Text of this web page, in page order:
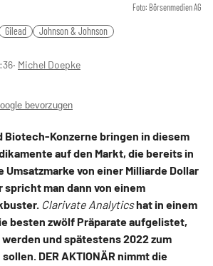
Foto: Börsenmedien AG
Gilead Johnson & Johnson
‧ Michel Doepke
bevorzugen
Biotech-Konzerne bringen in diesem
auf den Markt, die bereits in
Umsatzmarke von einer Milliarde Dollar
man dann von einem
Clarivate Analyticshat in einem
besten zwölf Präparate aufgelistet,
und spätestens 2022 zum
DER AKTIONÄR nimmt die